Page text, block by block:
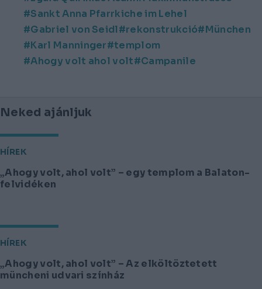
Sankt Anna Pfarrkiche im Lehel
Gabriel von Seidl
rekonstrukció
München
Karl Manninger
templom
Ahogy volt ahol volt
Campanile
Neked ajánljuk
HÍREK
„Ahogy volt, ahol volt” – egy templom a Balaton-
felvidéken
HÍREK
„Ahogy volt, ahol volt” – Az elköltöztetett
müncheni udvari színház